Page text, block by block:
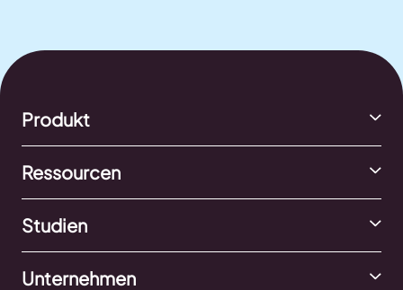
Produkt
Ressourcen
Studien
Unternehmen